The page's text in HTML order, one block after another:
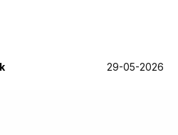
29-05-2026